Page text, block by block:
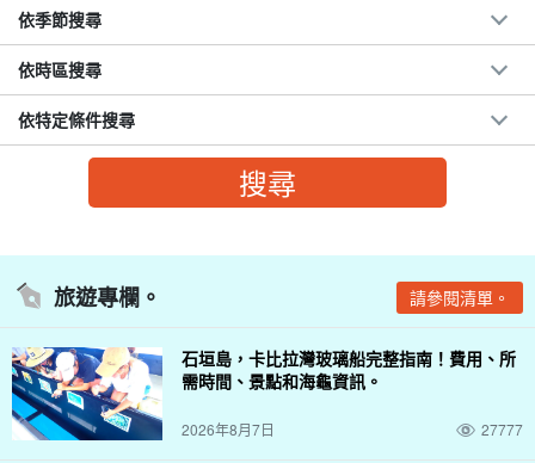
依季節搜尋
依時區搜尋
依特定條件搜尋
旅遊專欄。 請參閱清單。
石垣島，卡比拉灣玻璃船完整指南！費用、所
需時間、景點和海龜資訊。
2026年8月7日 27777